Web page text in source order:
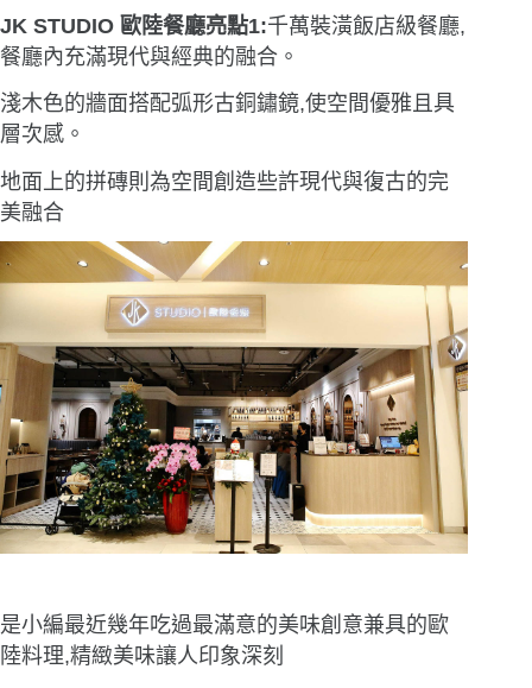
JK STUDIO 歐陸餐廳亮點1:千萬裝潢飯店級餐廳,
餐廳內充滿現代與經典的融合。
淺木色的牆面搭配弧形古銅鏽鏡,使空間優雅且具
層次感。
地面上的拼磚則為空間創造些許現代與復古的完
美融合
是小編最近幾年吃過最滿意的美味創意兼具的歐
陸料理,精緻美味讓人印象深刻